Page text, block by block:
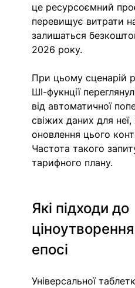
це ресурсоємний
перевищує витрати
залишаться
2026 року.
При цьому сценарій
ШІ-фукнції
від автоматичної
свіжих даних для
оновлення цього
Частота такого
тарифного плану.
Які підходи до
епосі
Універсальної